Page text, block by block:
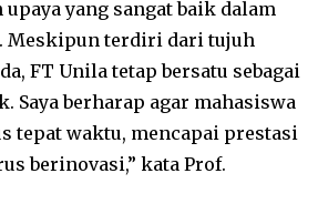
yang sangat baik dalam
Meskipun terdiri dari tujuh
FT Unila tetap bersatu sebagai
Saya berharap agar mahasiswa
tepat waktu, mencapai prestasi
berinovasi,” kata Prof.